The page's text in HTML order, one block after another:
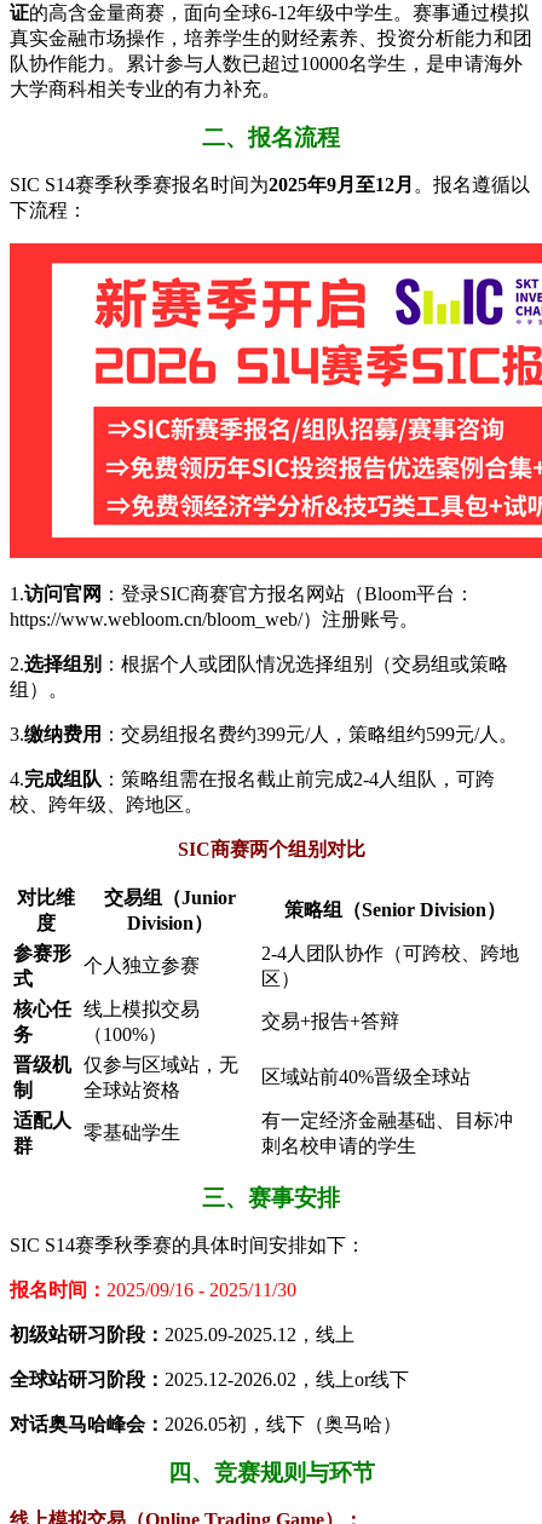
证​​的高含金量商赛，面向全球6-12年级中学生。赛事通过模拟
真实金融市场操作，培养学生的财经素养、投资分析能力和团
队协作能力。累计参与人数已超过10000名学生，是申请海外
大学商科相关专业的有力补充。
二、报名流程
SIC S14赛季秋季赛报名时间为​​2025年9月至12月​ ​。报名遵循以
下流程：
1.​访问官网​ ​：登录SIC商赛官方报名网站（Bloom平台：
https://www.webloom.cn/bloom_web/）注册账号。
2.​选择组别​ ​：根据个人或团队情况选择组别（交易组或策略
组）。
3.​缴纳费用​ ​：交易组报名费约399元/人，策略组约599元/人。
4.​完成组队​ ​：策略组需在报名截止前完成2-4人组队，可跨
校、跨年级、跨地区。
SIC商赛两个组别对比
​对比维
度​
​交易组（Junior
Division）​
​策略组（Senior Division）​
​参赛形
式​
个人独立参赛
2-4人团队协作（可跨校、跨地
区）
​核心任
务​
线上模拟交易
（100%）
交易+报告+答辩
​晋级机
制​
仅参与区域站，无
全球站资格
区域站前40%晋级全球站
​适配人
群​
零基础学生
有一定经济金融基础、目标冲
刺名校申请的学生
三、赛事安排
SIC S14赛季秋季赛的具体时间安排如下：
报名时间： 2025/09/16 - 2025/11/30
初级站研习阶段： 2025.09-2025.12，线上
全球站研习阶段： 2025.12-2026.02，线上or线下
对话奥马哈峰会： 2026.05初，线下（奥马哈）
四、竞赛规则与环节
线上模拟交易（Online Trading Game）：